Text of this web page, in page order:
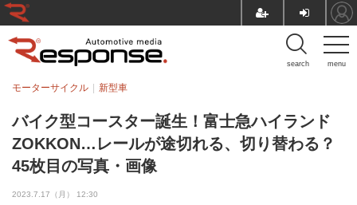
menu
search
バイク型コースター誕生！富士急ハイランド
ZOKKON…レールが途切れる、切り替わる？
45枚目の写真・画像
モーターサイクル 新型車
2023.7.17（月） 12:30